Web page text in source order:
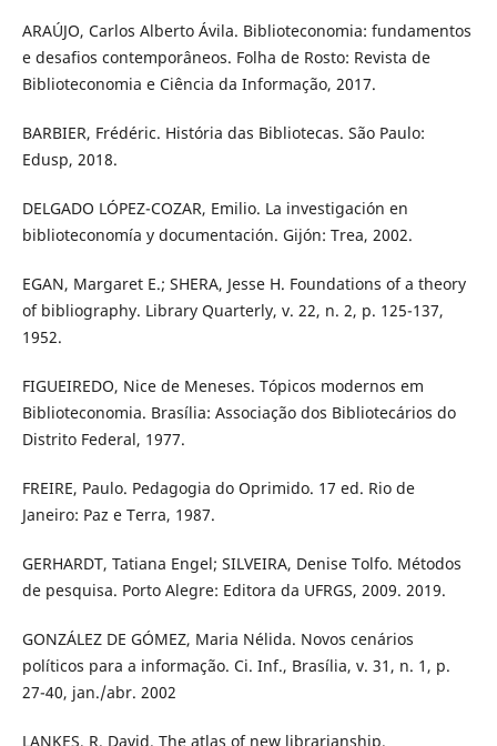
ARAÚJO, Carlos Alberto Ávila. Biblioteconomia: fundamentos
e desafios contemporâneos. Folha de Rosto: Revista de
Biblioteconomia e Ciência da Informação, 2017.
BARBIER, Frédéric. História das Bibliotecas. São Paulo:
Edusp, 2018.
DELGADO LÓPEZ-COZAR, Emilio. La investigación en
biblioteconomía y documentación. Gijón: Trea, 2002.
EGAN, Margaret E.; SHERA, Jesse H. Foundations of a theory
of bibliography. Library Quarterly, v. 22, n. 2, p. 125-137,
1952.
FIGUEIREDO, Nice de Meneses. Tópicos modernos em
Biblioteconomia. Brasília: Associação dos Bibliotecários do
Distrito Federal, 1977.
FREIRE, Paulo. Pedagogia do Oprimido. 17 ed. Rio de
Janeiro: Paz e Terra, 1987.
GERHARDT, Tatiana Engel; SILVEIRA, Denise Tolfo. Métodos
de pesquisa. Porto Alegre: Editora da UFRGS, 2009. 2019.
GONZÁLEZ DE GÓMEZ, Maria Nélida. Novos cenários
políticos para a informação. Ci. Inf., Brasília, v. 31, n. 1, p.
27-40, jan./abr. 2002
LANKES, R. David. The atlas of new librarianship.